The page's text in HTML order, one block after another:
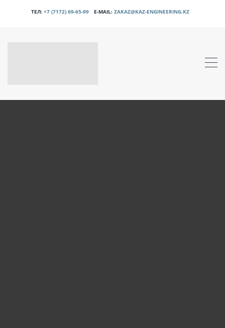
ТЕЛ: +7 (7172) 69-65-99 E-MAIL: ZAKAZ@KAZ-ENGINEERING.KZ